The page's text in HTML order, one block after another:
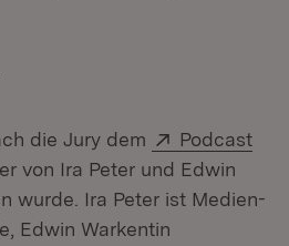
die Jury dem Extern:
Podcast
in neuem Fenster)
von Ira Peter und Edwin
wurde. Ira Peter ist Medien-
Edwin Warkentin